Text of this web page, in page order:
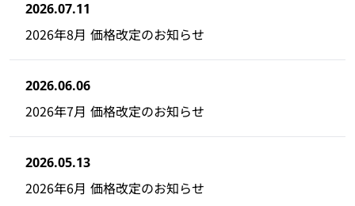
2026.07.11
2026年8月 価格改定のお知らせ
2026.06.06
2026年7月 価格改定のお知らせ
2026.05.13
2026年6月 価格改定のお知らせ